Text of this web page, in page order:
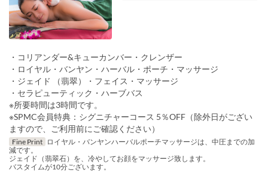
・コリアンダー&キューカンバー・クレンザー
・ロイヤル・バンヤン・ハーバル・ポーチ・マッサージ
・ジェイド （翡翠）・フェイス・マッサージ
・セラピューティック・ハーブバス
※所要時間は3時間です。
※SPMC会員特典：シグニチャーコース 5％OFF（除外日がござい
ますので、ご利用前にご確認ください）
Fine Print
ロイヤル・バンヤンハーバルポーチマッサージは、中圧までの加
減です。
ジェイド（翡翠石）を、冷やしてお顔をマッサージ致します。
バスタイムが10分ございます。